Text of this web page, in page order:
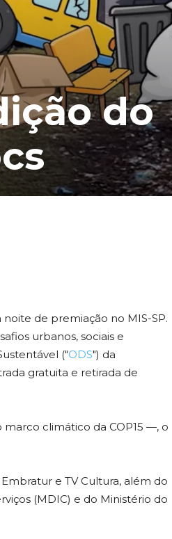
do
de premiação no MIS-SP.
urbanos, sociais e
("ODS") da
gratuita e retirada de
marco climático da COP15 —, o
e TV Cultura, além do
(MDIC) e do Ministério do